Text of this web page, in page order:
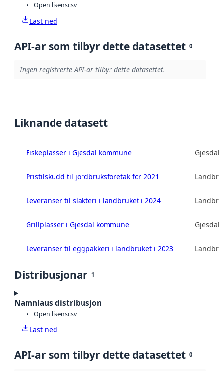
Open lisenscsv
Last ned
API-ar som tilbyr dette datasettet 0
Ingen registrerte API-ar tilbyr dette datasettet.
Liknande datasett
Fiskeplasser i Gjesdal kommune
Pristilskudd til jordbruksforetak for 2021
Leveranser til slakteri i landbruket i 2024
Grillplasser i Gjesdal kommune
Leveranser til eggpakkeri i landbruket i 2023
Distribusjonar 1
Namnlaus distribusjon
Open lisenscsv
Last ned
API-ar som tilbyr dette datasettet 0